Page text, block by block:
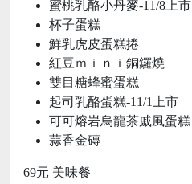
蜜桃乳酪小丹麥-11/8上市
杯子蛋糕
鮮乳虎皮蛋糕捲
紅豆ｍｉｎｉ銅鑼燒
雙目糖蜂蜜蛋糕
起司乳酪蛋糕-11/1上市
可可熔岩烏龍茶戚風蛋糕
蒜香金磚
69元 美味餐